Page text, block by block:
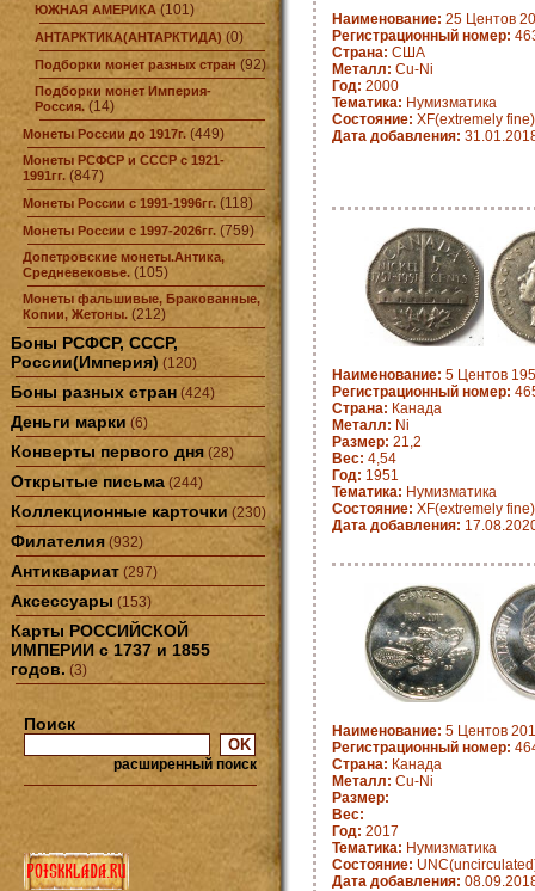
ЮЖНАЯ АМЕРИКА (101)
АНТАРКТИКА(АНТАРКТИДА)(0)
Подборки монет разных стран (92)
Подборки монет Империя-
Россия. (14)
Монеты России до 1917г. (449)
Монеты РСФСР и СССР с 1921-
1991гг. (847)
Монеты России с 1991-1996гг. (118)
Монеты России с 1997-2026гг. (759)
Допетровские монеты.Антика,
Средневековье. (105)
Монеты фальшивые, Бракованные,
Копии, Жетоны. (212)
Боны РСФСР, СССР,
России(Империя) (120)
Боны разных стран (424)
Деньги марки (6)
Конверты первого дня (28)
Открытые письма (244)
Коллекционные карточки (230)
Филателия (932)
Антиквариат (297)
Аксессуары (153)
Карты РОССИЙСКОЙ
ИМПЕРИИ с 1737 и 1855
годов. (3)
Поиск
расширенный поиск
Наименование: 25 Центов
Регистрационный номер:
Страна: США
Металл: Cu-Ni
Год: 2000
Тематика: Нумизматика
Состояние: XF(extremely fine)
Дата добавления:
Наименование: 5 Центов
Регистрационный номер:
Страна: Канада
Металл: Ni
Размер: 21,2
Вес: 4,54
Год: 1951
Тематика: Нумизматика
Состояние: XF(extremely fine)
Дата добавления:
Наименование: 5 Центов
Регистрационный номер:
Страна: Канада
Металл: Cu-Ni
Размер:
Вес:
Год: 2017
Тематика: Нумизматика
Состояние:
Дата добавления: